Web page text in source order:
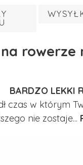
rowerze
BARDZO LEKKI
czas w którym
nie zostaje...